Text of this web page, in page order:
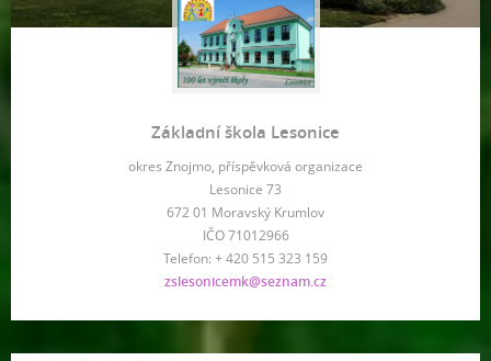
Základní škola Lesonice
okres Znojmo, příspěvková organizace
Lesonice 73
672 01 Moravský Krumlov
IČO 71012966
Telefon: + 420 515 323 159
zslesonicemk@seznam.cz